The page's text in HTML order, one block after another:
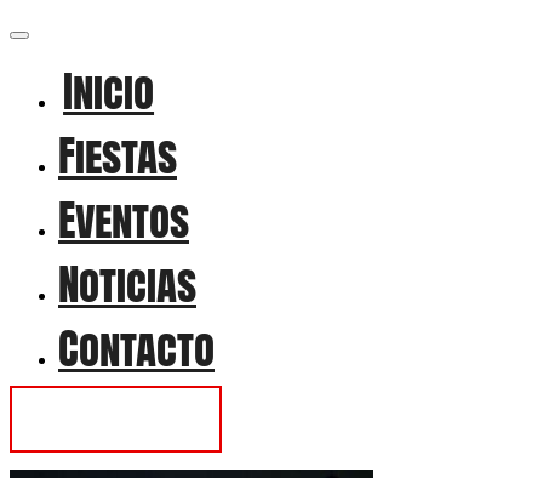
Inicio
Fiestas
Eventos
Noticias
Contacto